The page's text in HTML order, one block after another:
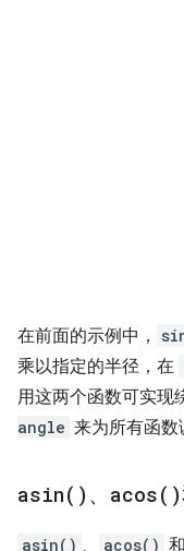
在前面的示例中，
乘以指定的半径，在
用这两个函数可实现
angle 来为所有函数
asin( ) 、 acos( )
asin() 、 acos() 和